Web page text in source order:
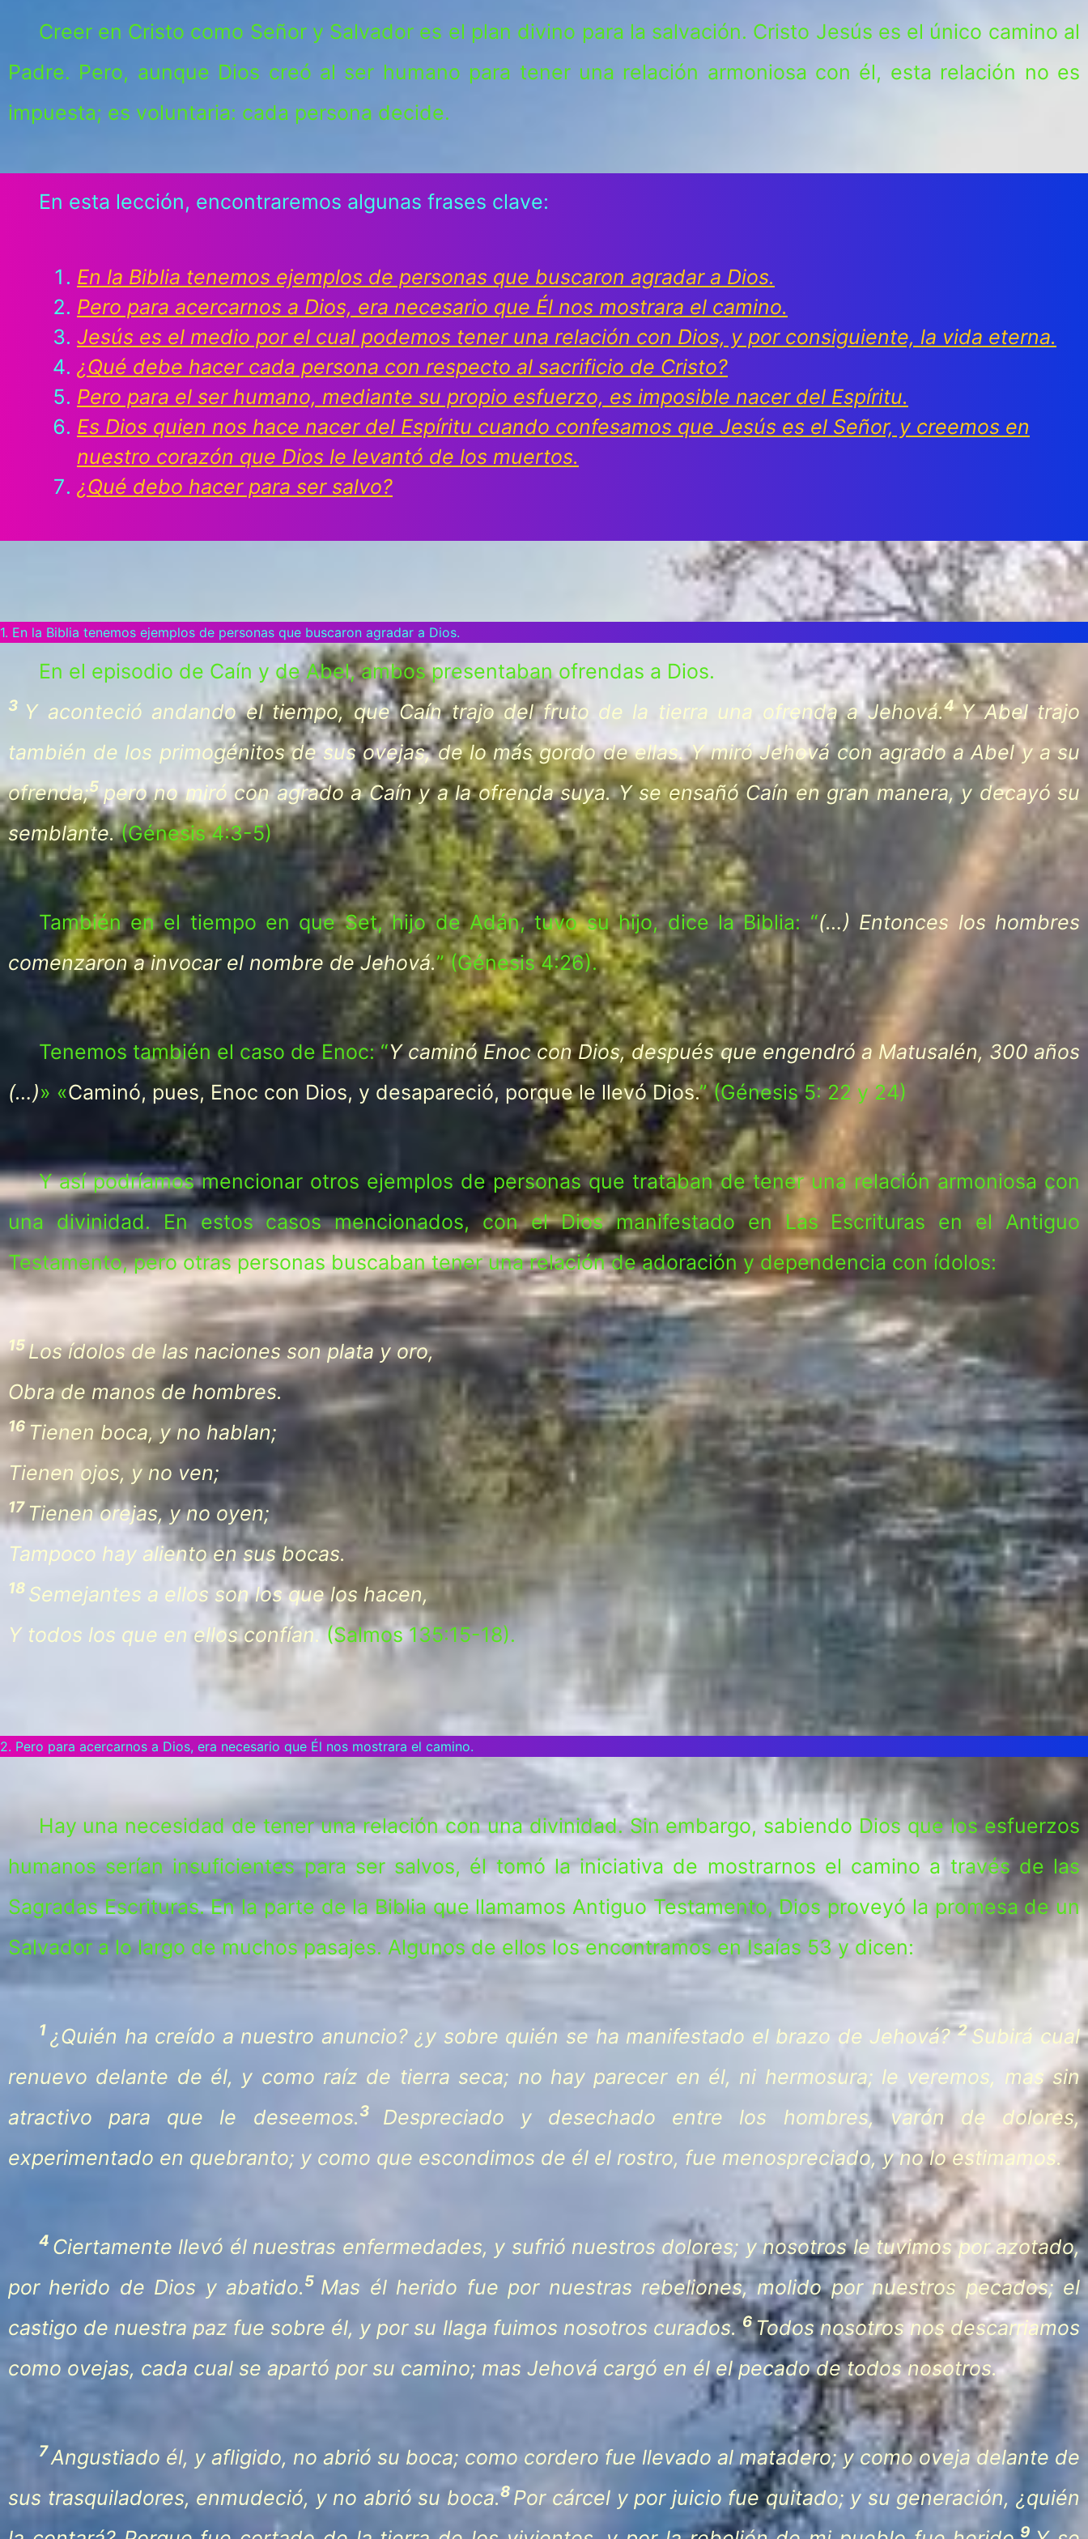
Creer en Cristo como Señor y Salvador es el plan divino para la salvación. Cristo Jesús es el único camino al
Padre. Pero, aunque Dios creó al ser humano para tener una relación armoniosa con él, esta relación no es
impuesta; es voluntaria: cada persona decide.
En esta lección, encontraremos algunas frases clave:
En la Biblia tenemos ejemplos de personas que buscaron agradar a Dios.
Pero para acercarnos a Dios, era necesario que Él nos mostrara el camino.
Jesús es el medio por el cual podemos tener una relación con Dios, y por consiguiente, la vida eterna.
¿Qué debe hacer cada persona con respecto al sacrificio de Cristo?
Pero para el ser humano, mediante su propio esfuerzo, es imposible nacer del Espíritu.
Es Dios quien nos hace nacer del Espíritu cuando confesamos que Jesús es el Señor, y creemos en
nuestro corazón que Dios le levantó de los muertos.
¿Qué debo hacer para ser salvo?
1. En la Biblia tenemos ejemplos de personas que buscaron agradar a Dios.
En el episodio de Caín y de Abel, ambos presentaban ofrendas a Dios.
3 Y aconteció andando el tiempo, que Caín trajo del fruto de la tierra una ofrenda a Jehová.4Y Abel trajo
también de los primogénitos de sus ovejas, de lo más gordo de ellas. Y miró Jehová con agrado a Abel y a su
ofrenda;5 pero no miró con agrado a Caín y a la ofrenda suya. Y se ensañó Caín en gran manera, y decayó su
semblante.(Génesis 4:3-5)
También en el tiempo en que Set, hijo de Adán, tuvo su hijo, dice la Biblia: “(…) Entonces los hombres
comenzaron a invocar el nombre de Jehová.” (Génesis 4:26).
Tenemos también el caso de Enoc: “Y caminó Enoc con Dios, después que engendró a Matusalén, 300 años
(…)» «Caminó, pues, Enoc con Dios, y desapareció, porque le llevó Dios.” (Génesis 5: 22 y 24)
Y así podríamos mencionar otros ejemplos de personas que trataban de tener una relación armoniosa con
una divinidad. En estos casos mencionados, con el Dios manifestado en Las Escrituras en el Antiguo
Testamento, pero otras personas buscaban tener una relación de adoración y dependencia con ídolos:
15Los ídolos de las naciones son plata y oro,
Obra de manos de hombres.
16Tienen boca, y no hablan;
Tienen ojos, y no ven;
17 Tienen orejas, y no oyen;
Tampoco hay aliento en sus bocas.
18 Semejantes a ellos son los que los hacen,
Y todos los que en ellos confían.(Salmos 135:15-18).
2. Pero para acercarnos a Dios, era necesario que Él nos mostrara el camino.
Hay una necesidad de tener una relación con una divinidad. Sin embargo, sabiendo Dios que los esfuerzos
humanos serían insuficientes para ser salvos, él tomó la iniciativa de mostrarnos el camino a través de las
Sagradas Escrituras. En la parte de la Biblia que llamamos Antiguo Testamento, Dios proveyó la promesa de un
Salvador a lo largo de muchos pasajes. Algunos de ellos los encontramos en Isaías 53 y dicen:
1 ¿Quién ha creído a nuestro anuncio? ¿y sobre quién se ha manifestado el brazo de Jehová?2Subirá cual
renuevo delante de él, y como raíz de tierra seca; no hay parecer en él, ni hermosura; le veremos, mas sin
atractivo para que le deseemos.3 Despreciado y desechado entre los hombres, varón de dolores,
experimentado en quebranto; y como que escondimos de él el rostro, fue menospreciado, y no lo estimamos.
4 Ciertamente llevó él nuestras enfermedades, y sufrió nuestros dolores; y nosotros le tuvimos por azotado,
por herido de Dios y abatido.5 Mas él herido fue por nuestras rebeliones, molido por nuestros pecados; el
castigo de nuestra paz fue sobre él, y por su llaga fuimos nosotros curados.6Todos nosotros nos descarriamos
como ovejas, cada cual se apartó por su camino; mas Jehová cargó en él el pecado de todos nosotros.
7Angustiado él, y afligido, no abrió su boca; como cordero fue llevado al matadero; y como oveja delante de
sus trasquiladores, enmudeció, y no abrió su boca.8 Por cárcel y por juicio fue quitado; y su generación, ¿quién
9